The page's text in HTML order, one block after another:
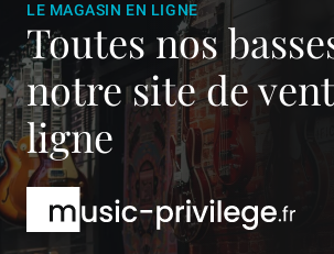
LE MAGASIN EN LIGNE
Toutes nos
notre site de
ligne